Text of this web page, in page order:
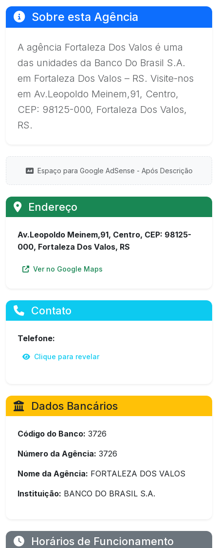
Sobre esta Agência
A agência Fortaleza Dos Valos é uma
das unidades da Banco Do Brasil S.A.
em Fortaleza Dos Valos – RS. Visite-nos
em Av.Leopoldo Meinem,91, Centro,
CEP: 98125-000, Fortaleza Dos Valos,
RS.
Espaço para Google AdSense - Após Descrição
Endereço
Av.Leopoldo Meinem,91, Centro, CEP: 98125-
000, Fortaleza Dos Valos, RS
Ver no Google Maps
Contato
Telefone:
Clique para revelar
Dados Bancários
Código do Banco: 3726
Número da Agência: 3726
Nome da Agência: FORTALEZA DOS VALOS
Instituição: BANCO DO BRASIL S.A.
Horários de Funcionamento